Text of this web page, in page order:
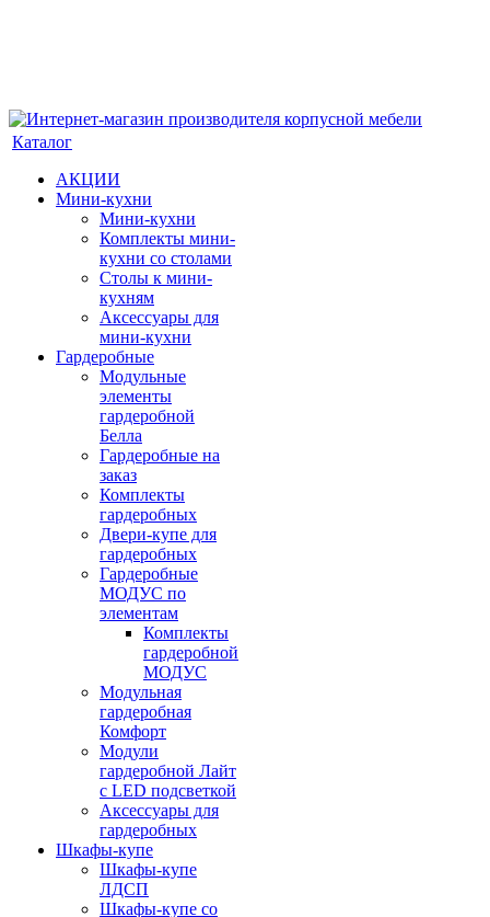
Каталог
АКЦИИ
Мини-кухни
Мини-кухни
Комплекты мини-
кухни со столами
Столы к мини-
кухням
Аксессуары для
мини-кухни
Гардеробные
Модульные
элементы
гардеробной
Белла
Гардеробные на
заказ
Комплекты
гардеробных
Двери-купе для
гардеробных
Гардеробные
МОДУС по
элементам
Комплекты
гардеробной
МОДУС
Модульная
гардеробная
Комфорт
Модули
гардеробной Лайт
с LED подсветкой
Аксессуары для
гардеробных
Шкафы-купе
Шкафы-купе
ЛДСП
Шкафы-купе со